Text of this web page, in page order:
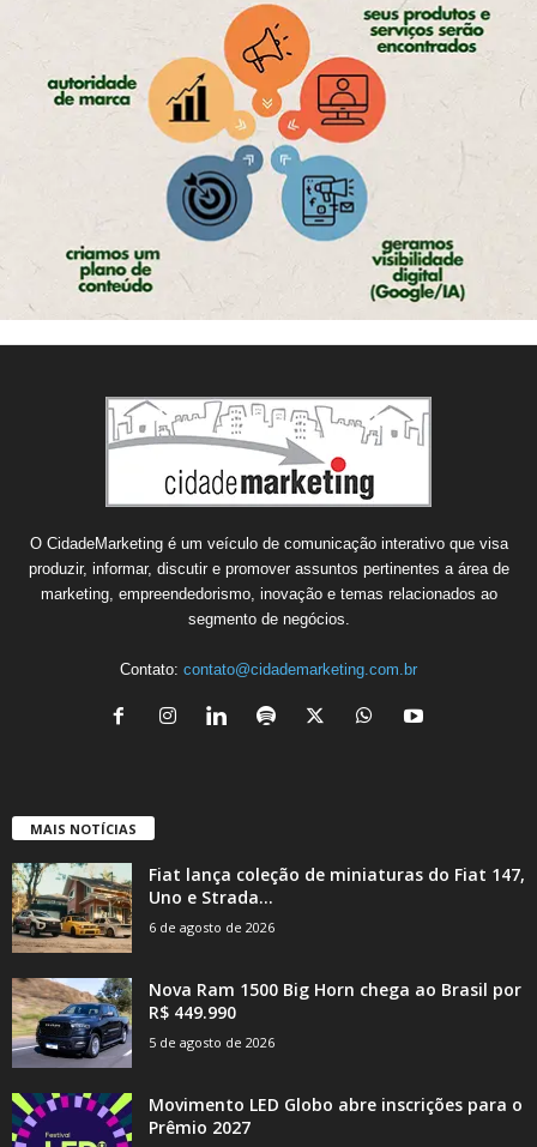
O CidadeMarketing é um veículo de comunicação interativo que visa
produzir, informar, discutir e promover assuntos pertinentes a área de
marketing, empreendedorismo, inovação e temas relacionados ao
segmento de negócios.
Contato: contato@cidademarketing.com.br
MAIS NOTÍCIAS
Fiat lança coleção de miniaturas do Fiat 147,
Uno e Strada...
6 de agosto de 2026
Nova Ram 1500 Big Horn chega ao Brasil por
R$ 449.990
5 de agosto de 2026
Movimento LED Globo abre inscrições para o
Prêmio 2027